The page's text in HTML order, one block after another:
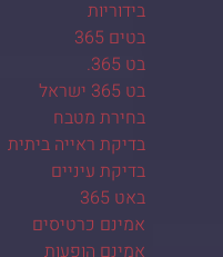
בידוריות
בטים 365
בט 365.
בט 365 ישראל
בחירת מטבח
בדיקת ראייה ביתית
בדיקת עיניים
באט 365
אמינם כרטיסים
אמינם הופעות